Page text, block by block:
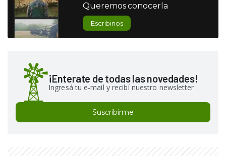
Queremos conocerla
Escribinos
¡Enterate de todas las novedades!
Ingresá tu e-mail y recibí nuestro newsletter
Suscribirme